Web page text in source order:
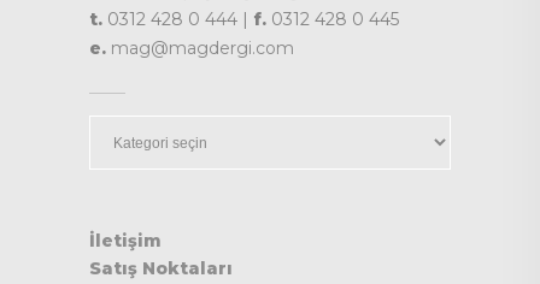
t. 0312 428 0 444 | f. 0312 428 0 445
e. mag@magdergi.com
İletişim
Satış Noktaları